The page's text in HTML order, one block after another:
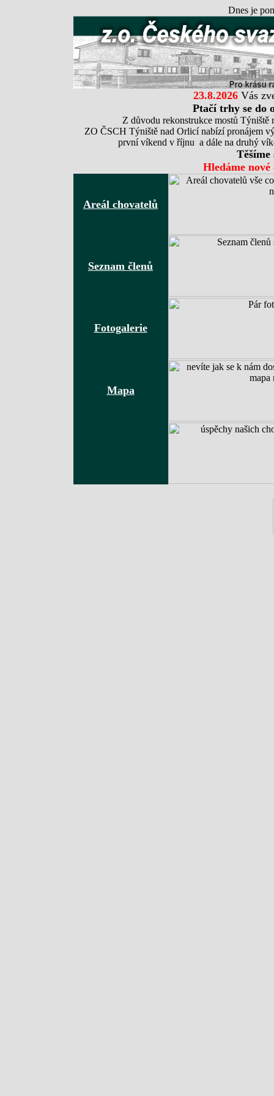
Dnes je
23.8.2026 Vás
Ptačí trhy se do
Z důvodu rekonstrukce mostů
ZO ČSCH Týniště nad Orlicí nabízí pronájem
první víkend v říjnu a dále na druhý
Těšíme
Hledáme nové
Areál chovatelů
Seznam členů
Fotogalerie
Mapa